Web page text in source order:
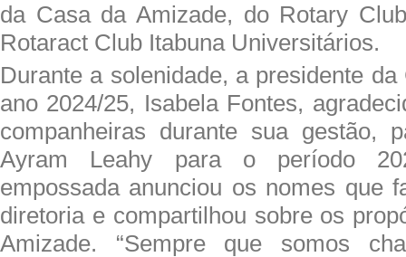
da Casa da Amizade, do Rotary
Rotaract Club Itabuna Universitários.
Durante a solenidade, a presidente
ano 2024/25, Isabela Fontes,
companheiras durante sua gestão,
Ayram Leahy para o período
empossada anunciou os nomes que
diretoria e compartilhou sobre os
Amizade. “Sempre que somos